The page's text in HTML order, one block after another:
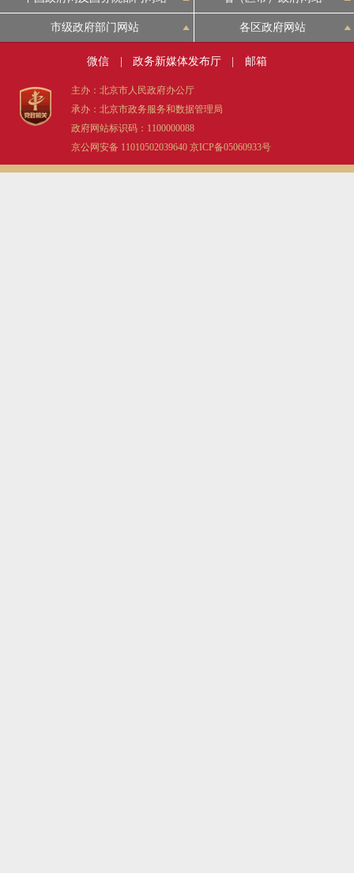
市级政府部门网站 各区政府网站
微信 政务新媒体发布厅 邮箱
主办：北京市人民政府办公厅
承办：北京市政务服务和数据管理局
政府网站标识码：1100000088
京公网安备 11010502039640 京ICP备05060933号